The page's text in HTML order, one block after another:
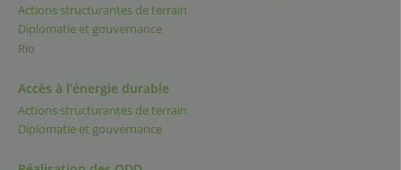
Actions structurantes de terrain
Diplomatie et gouvernance
Rio
Accès à l’énergie durable
Actions structurantes de terrain
Diplomatie et gouvernance